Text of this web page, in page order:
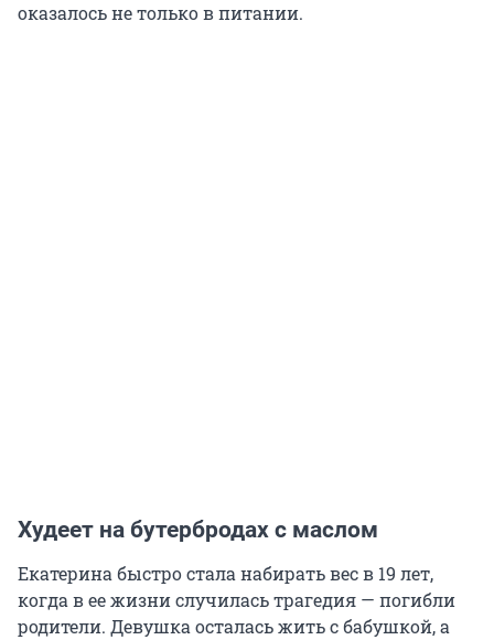
оказалось не только в питании.
Худеет на бутербродах с маслом
Екатерина быстро стала набирать вес в 19 лет,
когда в ее жизни случилась трагедия — погибли
родители. Девушка осталась жить с бабушкой, а